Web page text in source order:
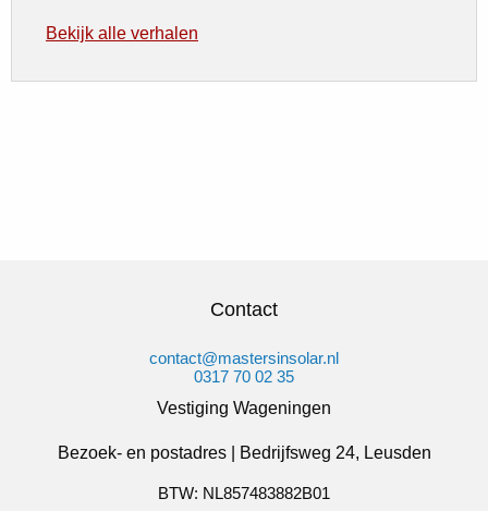
Bekijk alle verhalen
Contact
contact@mastersinsolar.nl
0317 70 02 35
Vestiging Wageningen
Bezoek- en postadres | Bedrijfsweg 24, Leusden
BTW: NL857483882B01